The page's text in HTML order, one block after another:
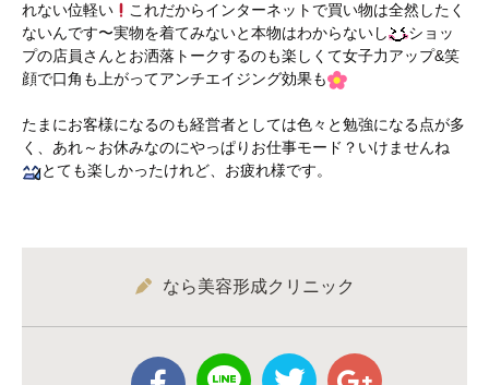
れない位軽い
これだからインターネットで買い物は全然したく
ないんです〜実物を着てみないと本物はわからないし
ショッ
プの店員さんとお洒落トークするのも楽しくて女子力アップ&笑
顔で口角も上がってアンチエイジング効果も
たまにお客様になるのも経営者としては色々と勉強になる点が多
く、あれ～お休みなのにやっぱりお仕事モード？いけませんね
とても楽しかったけれど、お疲れ様です。
なら美容形成クリニック